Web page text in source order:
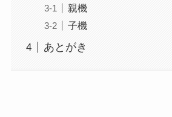
親機
子機
あとがき